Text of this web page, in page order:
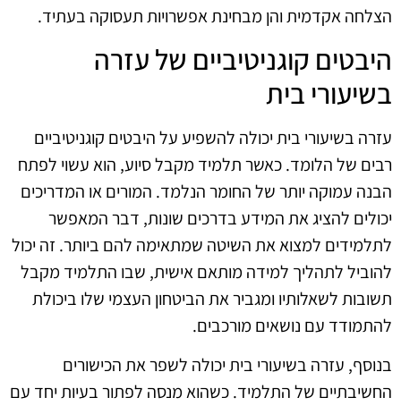
הצלחה אקדמית והן מבחינת אפשרויות תעסוקה בעתיד.
היבטים קוגניטיביים של עזרה
בשיעורי בית
עזרה בשיעורי בית יכולה להשפיע על היבטים קוגניטיביים
רבים של הלומד. כאשר תלמיד מקבל סיוע, הוא עשוי לפתח
הבנה עמוקה יותר של החומר הנלמד. המורים או המדריכים
יכולים להציג את המידע בדרכים שונות, דבר המאפשר
לתלמידים למצוא את השיטה שמתאימה להם ביותר. זה יכול
להוביל לתהליך למידה מותאם אישית, שבו התלמיד מקבל
תשובות לשאלותיו ומגביר את הביטחון העצמי שלו ביכולת
להתמודד עם נושאים מורכבים.
בנוסף, עזרה בשיעורי בית יכולה לשפר את הכישורים
החשיבתיים של התלמיד. כשהוא מנסה לפתור בעיות יחד עם